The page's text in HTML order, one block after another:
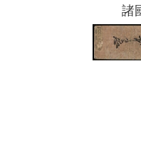
諸